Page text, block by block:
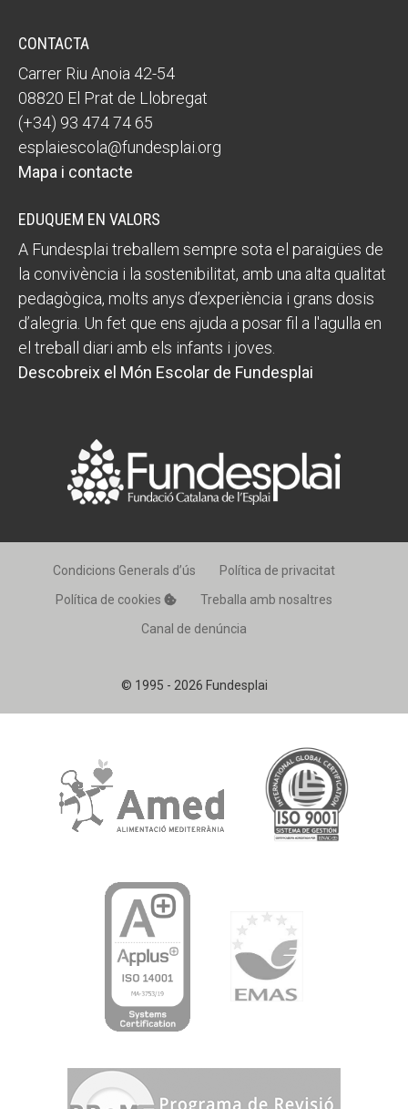
CONTACTA
Carrer Riu Anoia 42-54
08820 El Prat de Llobregat
(+34) 93 474 74 65
esplaiescola@fundesplai.org
Mapa i contacte
EDUQUEM EN VALORS
A Fundesplai treballem sempre sota el paraigües de
la convivència i la sostenibilitat, amb una alta qualitat
pedagògica, molts anys d’experiència i grans dosis
d’alegria. Un fet que ens ajuda a posar fil a l'agulla en
el treball diari amb els infants i joves.
Descobreix el Món Escolar de Fundesplai
© 1995 - 2026 Fundesplai
Condicions Generals d’ús
Política de privacitat
Política de cookies
Treballa amb nosaltres
Canal de denúncia